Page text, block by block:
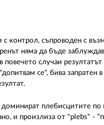
с контрол, съпроводен с
няма да бъде
повечето случаи
се", бива запратен
плебисцитите
и произлиза от "plebs" -